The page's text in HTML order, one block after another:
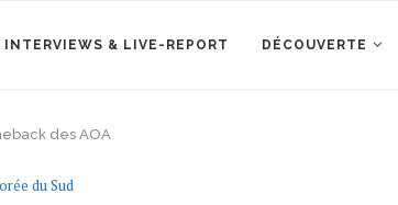
INTERVIEWS & LIVE-REPORT DÉCOUVERTE
des AOA
du Sud